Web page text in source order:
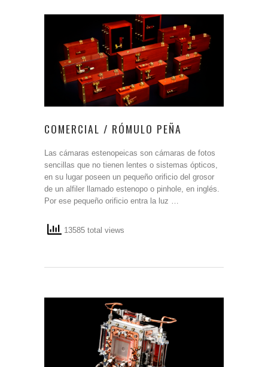
COMERCIAL / RÓMULO PEÑA
Las cámaras estenopeicas son cámaras de fotos
sencillas que no tienen lentes o sistemas ópticos,
en su lugar poseen un pequeño orificio del grosor
de un alfiler llamado estenopo o pinhole, en inglés.
Por ese pequeño orificio entra la luz …
13585 total views